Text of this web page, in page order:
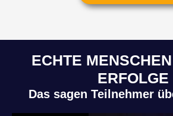
ECHTE
ERFOLGE
Das sagen Teilnehmer